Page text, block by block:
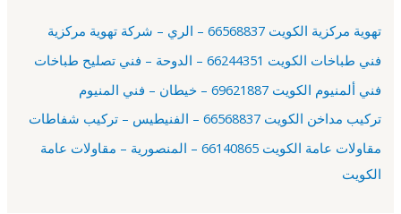
ن
:
تهوية مركزية الكويت 66568837 – الري – شركة تهوية مركزية
فني طباخات الكويت 66244351 – الدوحة – فني تصليح طباخات
فني ألمنيوم الكويت 69621887 – خيطان – فني المنيوم
تركيب مداخن الكويت 66568837 – الفنيطيس – تركيب شفاطات
مقاولات عامة الكويت 66140865 – المنصورية – مقاولات عامة
الكويت